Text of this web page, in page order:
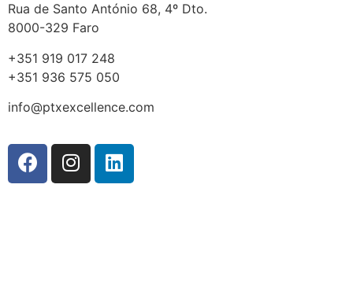
Rua de Santo António 68, 4º Dto.
8000-329 Faro
+351 919 017 248
+351 936 575 050
info@ptxexcellence.com